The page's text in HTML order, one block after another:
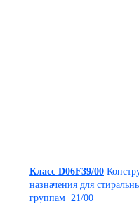
Класс D06F39/00
назначения для
группам 21/00